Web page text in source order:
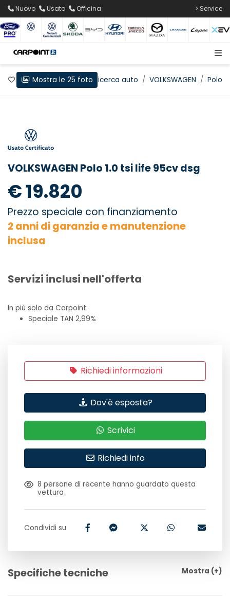
Nuovo Usato Officina > Service
Preferiti Home Ricerca auto VOLKSWAGEN Polo
Mostra le 25 foto
VOLKSWAGEN Polo 1.0 tsi life 95cv dsg
€ 19.820
Prezzo speciale con finanziamento
2 anni di garanzia e manutenzione
inclusa
Servizi inclusi nell'offerta
In più solo da Carpoint:
Speciale TAN 2,99%
Richiedi informazioni
Dov'è esposta?
Scrivici
Richiedi info
8 persone di recente hanno guardato questa
vettura
Condividi su
Specifiche tecniche Mostra (+)